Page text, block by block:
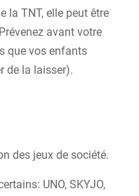
la TNT, elle peut être
avant votre
que vos enfants
de la laisser).
des jeux de société.
UNO, SKYJO,